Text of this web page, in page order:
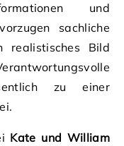
und
sachliche
realistisches Bild
zu einer
Kate und William